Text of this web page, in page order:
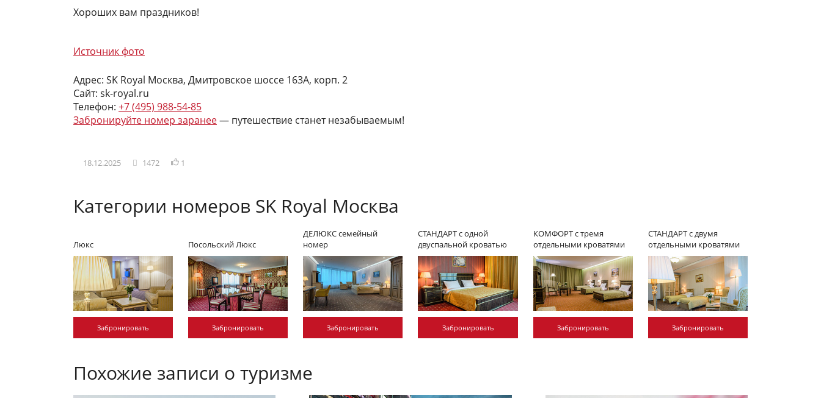
Хороших вам праздников!
Источник фото
Адрес: SK Royal Москва, Дмитровское шоссе 163А, корп. 2
Сайт: sk-royal.ru
Телефон: +7 (495) 988-54-85
Забронируйте номер заранее— путешествие станет незабываемым!
18.12.2025 1472 1
Категории номеров SK Royal Москва
Люкс
Забронировать
Посольский Люкс
Забронировать
ДЕЛЮКС семейный
номер
Забронировать
СТАНДАРТ с одной
двуспальной кроватью
Забронировать
КОМФОРТ с тремя
отдельными кроватями
Забронировать
СТАНДАРТ с двумя
отдельными кроватями
Забронировать
Похожие записи о туризме